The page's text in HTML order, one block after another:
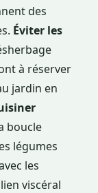
des
Éviter les
à réserver
jardin en
boucle
légumes
les
viscéral